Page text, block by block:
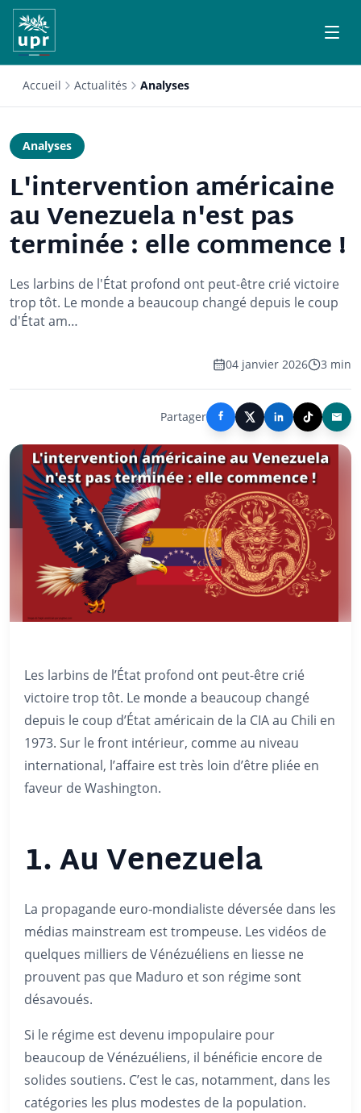
Accueil Actualités Analyses
Analyses
L'intervention américaine
au Venezuela n'est pas
terminée : elle commence !
Les larbins de l'État profond ont peut-être crié victoire
trop tôt. Le monde a beaucoup changé depuis le coup
d'État am…
04 janvier 2026 3 min
Partager
Les larbins de l’État profond ont peut-être crié
victoire trop tôt. Le monde a beaucoup changé
depuis le coup d’État américain de la CIA au Chili en
1973. Sur le front intérieur, comme au niveau
international, l’affaire est très loin d’être pliée en
faveur de Washington.
1. Au Venezuela
La propagande euro-mondialiste déversée dans les
médias mainstream est trompeuse. Les vidéos de
quelques milliers de Vénézuéliens en liesse ne
prouvent pas que Maduro et son régime sont
désavoués.
Si le régime est devenu impopulaire pour
beaucoup de Vénézuéliens, il bénéficie encore de
solides soutiens. C’est le cas, notamment, dans les
catégories les plus modestes de la population.